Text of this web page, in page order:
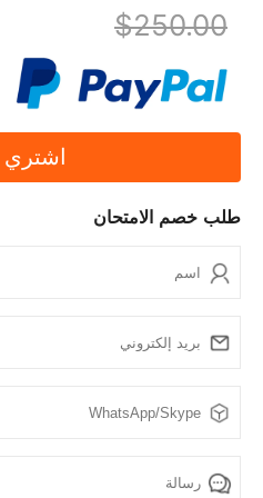
ما هي مزايا اسئلة اختبار SPOTO CCNP 350-401؟
يمكن الوصول إليها عبر
وفقًا لوتيرتك الخاصة، في أي
إجراء اختبار الممارسة عدة
$250.00
اشتري
طلب خصم الامتحان